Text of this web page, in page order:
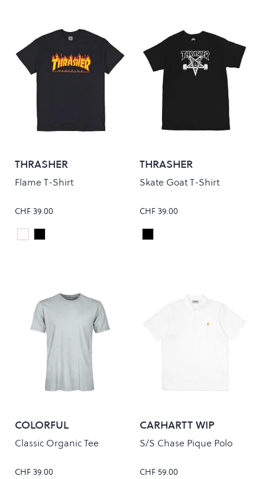
THRASHER
Flame T-Shirt
CHF 39.00
Colour
WhiteBlack
THRASHER
Skate Goat T-Shirt
CHF 39.00
Colour
Black
COLORFUL
STANDARD
Classic Organic Tee
CHF 39.00
CARHARTT WIP
S/S Chase Pique Polo
CHF 59.00